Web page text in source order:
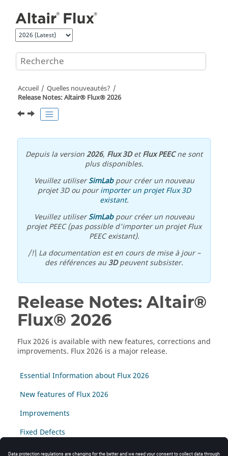
Accueil
Quelles nouveautés?
Release Notes:Altair® Flux®2026
Depuis la version2026, Flux 3DetFlux PEECne sont
plus disponibles.
Veuillez utiliserSimLabpour créer un nouveau
projet 3D ou pourimporter un projet Flux 3D
existant.
Veuillez utiliserSimLabpour créer un nouveau
projet PEEC (pas possible d'importer un projet Flux
PEEC existant).
/!\ La documentation est en cours de mise à jour –
des références au3Dpeuvent subsister.
Release Notes: Altair®
Flux® 2026
Flux2026 is available with new features, corrections and
improvements. Flux2026 is a major release.
Essential Information about Flux 2026
New features of Flux 2026
Improvements
Fixed Defects
About other software – supported version